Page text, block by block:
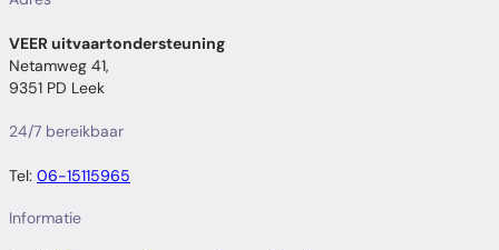
VEER uitvaartondersteuning
Netamweg 41,
9351 PD Leek
24/7 bereikbaar
Tel: 06-15115965
Informatie